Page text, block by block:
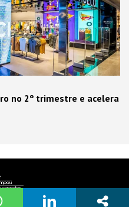
no 2º trimestre e acelera